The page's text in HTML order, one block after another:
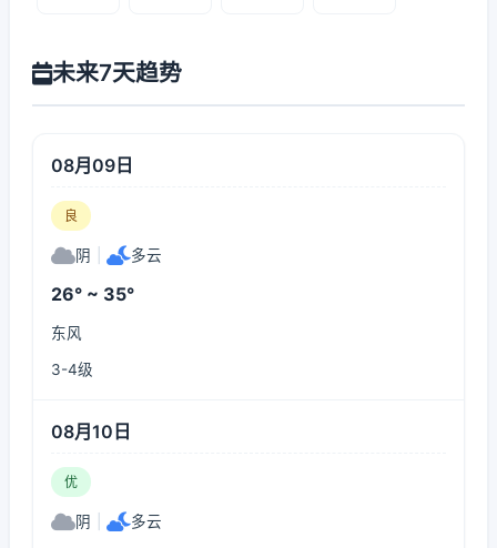
未来7天趋势
08月09日
良
阴 多云
26° ~ 35°
东风
3-4级
08月10日
优
阴 多云